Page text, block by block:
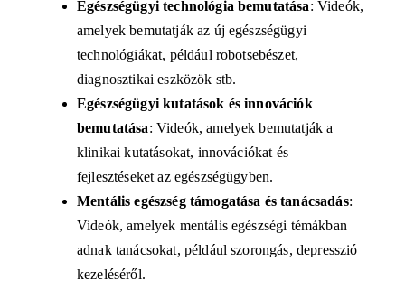
Egészségügyi technológia bemutatása: Videók,
amelyek bemutatják az új egészségügyi
technológiákat, például robotsebészet,
diagnosztikai eszközök stb.
Egészségügyi kutatások és innovációk
bemutatása: Videók, amelyek bemutatják a
klinikai kutatásokat, innovációkat és
fejlesztéseket az egészségügyben.
Mentális egészség támogatása és tanácsadás:
Videók, amelyek mentális egészségi témákban
adnak tanácsokat, például szorongás, depresszió
kezeléséről.